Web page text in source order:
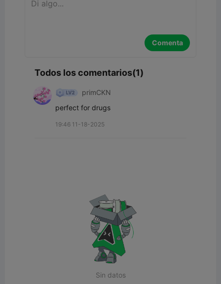
Comenta
Todos los comentarios(1)
primCKN
perfect for drugs
19:46 11-18-2025
Sin datos